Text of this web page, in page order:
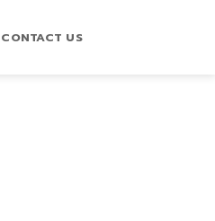
CONTACT US